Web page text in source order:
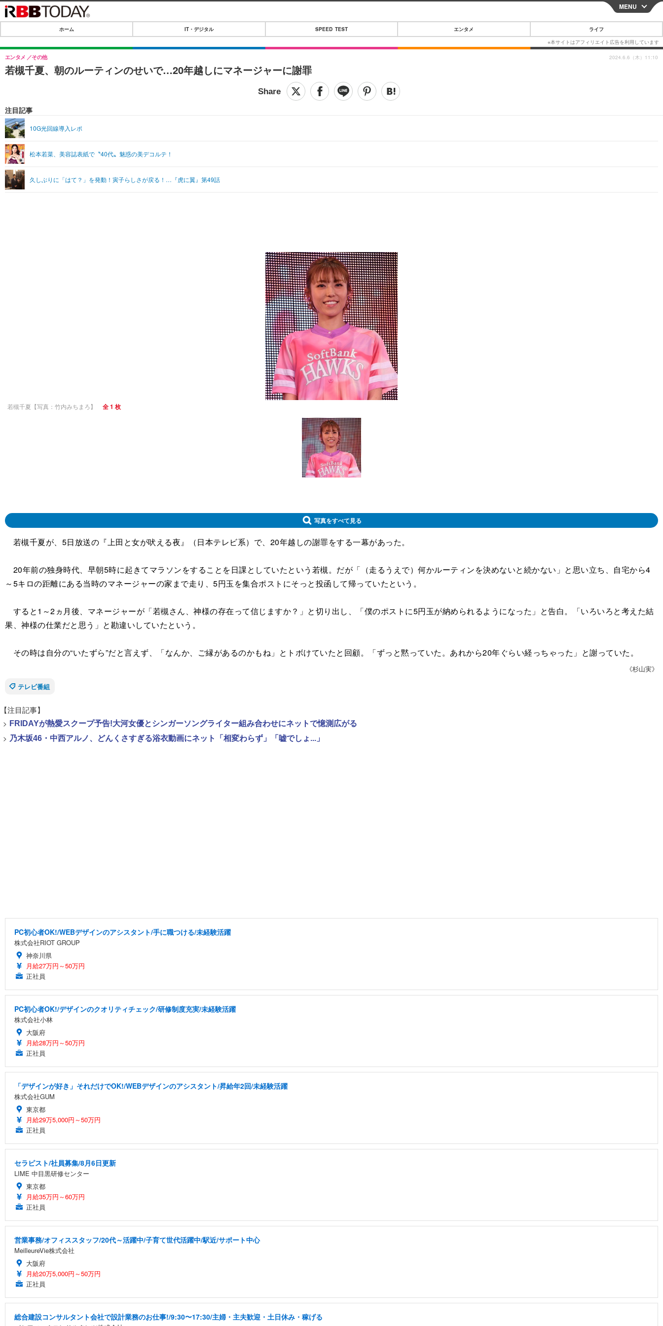
CLOSE
IT・デジタル
IT・デジタルTOP
SPEED TEST
音楽
ライフ
ペット
その他
リリース一覧
プッシュ通知の停止方法
MENU
ホーム IT・デジタル SPEED TEST エンタメ ライフ
若槻千夏、朝のルーティンのせいで…20年越しにマネージャーに謝罪
エンタメ その他
注目記事
10G光回線導入レポ
松本若菜、美容誌表紙で〝40代〟魅惑の美デコルテ！
久しぶりに「はて？」を発動！寅子らしさが戻る！…『虎に翼』第49話
2024.6.6（木）11:10
若槻千夏【写真：竹内みちまろ】 全 1 枚
写真をすべて見る
若槻千夏が、5日放送の『上田と女が吠える夜』（日本テレビ系）で、20年越しの謝罪をする一幕があった。
20年前の独身時代、早朝5時に起きてマラソンをすることを日課としていたという若槻。だが「（走るうえで）何かルーティンを決めないと続かない」と思い立ち、自宅から4
～5キロの距離にある当時のマネージャーの家まで走り、5円玉を集合ポストにそっと投函して帰っていたという。
すると1～2ヵ月後、マネージャーが「若槻さん、神様の存在って信じますか？」と切り出し、「僕のポストに5円玉が納められるようになった」と告白。「いろいろと考えた結
果、神様の仕業だと思う」と勘違いしていたという。
その時は自分の“いたずら”だと言えず、「なんか、ご縁があるのかもね」とトボけていたと回顧。「ずっと黙っていた。あれから20年ぐらい経っちゃった」と謝っていた。
《杉山実》
テレビ番組
【注目記事】
> FRIDAYが熱愛スクープ予告!大河女優とシンガーソングライター組み合わせにネットで憶測広がる
> 乃木坂46・中西アルノ、どんくさすぎる浴衣動画にネット「相変わらず」「嘘でしょ...」
PC初心者OK!/WEBデザインのアシスタント/手に職つける/未経験活躍
株式会社RIOT GROUP
神奈川県
月給27万円～50万円
正社員
PC初心者OK!/デザインのクオリティチェック/研修制度充実/未経験活躍
株式会社小林
大阪府
月給28万円～50万円
正社員
「デザインが好き」それだけでOK!/WEBデザインのアシスタント/昇給年2回/未経験活躍
株式会社GUM
東京都
月給29万5,000円～50万円
正社員
セラピスト/社員募集/8月6日更新
LIME 中目黒研修センター
東京都
月給35万円～60万円
正社員
営業事務/オフィススタッフ/20代～活躍中/子育て世代活躍中/駅近/サポート中心
MeilleureVie株式会社
大阪府
月給20万5,000円～50万円
正社員
総合建設コンサルタント会社で設計業務のお仕事!/9:30〜17:30/主婦・主夫歓迎・土日休み・稼げる